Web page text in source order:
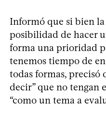
Informó que si bien
posibilidad de hacer
forma una prioridad
tenemos tiempo de
todas formas, precisó
decir” que no tengan
“como un tema a